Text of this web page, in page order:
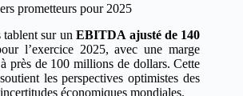
prometteurs pour 2025
tablent sur unEBITDA ajusté de 140
l’exercice 2025, avec une marge
près de 100 millions de dollars. Cette
les perspectives optimistes des
économiques mondiales.